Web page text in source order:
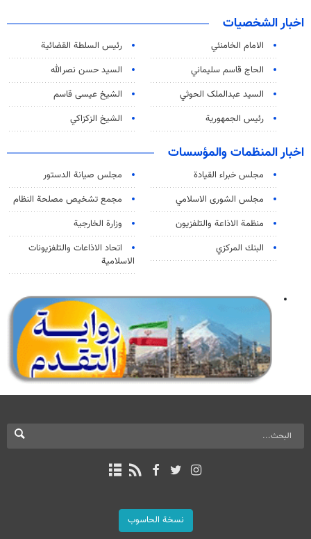
اخبار الشخصيات
الامام الخامنئي
رئیس السلطة القضائیة
الحاج قاسم سليماني
السيد حسن نصرالله
السید عبدالملک الحوثي
الشيخ عيسى قاسم
رئيس الجمهورية
الشيخ الزكزاكي
اخبار المنظمات والمؤسسات
مجلس خبراء القيادة
مجلس صيانة الدستور
مجلس الشورى الاسلامي
مجمع تشخيص مصلحة النظام
منظمة الاذاعة والتلفزیون
وزارة الخارجية
البنك المركزي
اتحاد الاذاعات والتلفزيونات
الاسلامية
نسخة الحاسوب